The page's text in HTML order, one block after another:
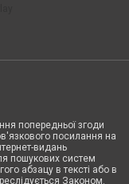
попередньої згоди
посилання на
видань
пошукових систем
абзацу в тексті або в
Законом.